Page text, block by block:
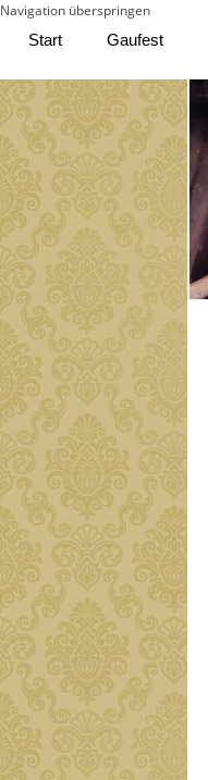
Navigation überspringen
Start
Gaufest